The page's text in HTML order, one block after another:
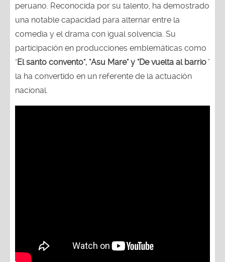
peruano. Reconocida por su talento, ha demostrado
una notable capacidad para alternar entre la
comedia y el drama con igual solvencia. Su
participación en producciones emblemáticas como
"El santo convento", "Asu Mare" y "De vuelta al barrio"
la ha convertido en un referente de la actuación
nacional.